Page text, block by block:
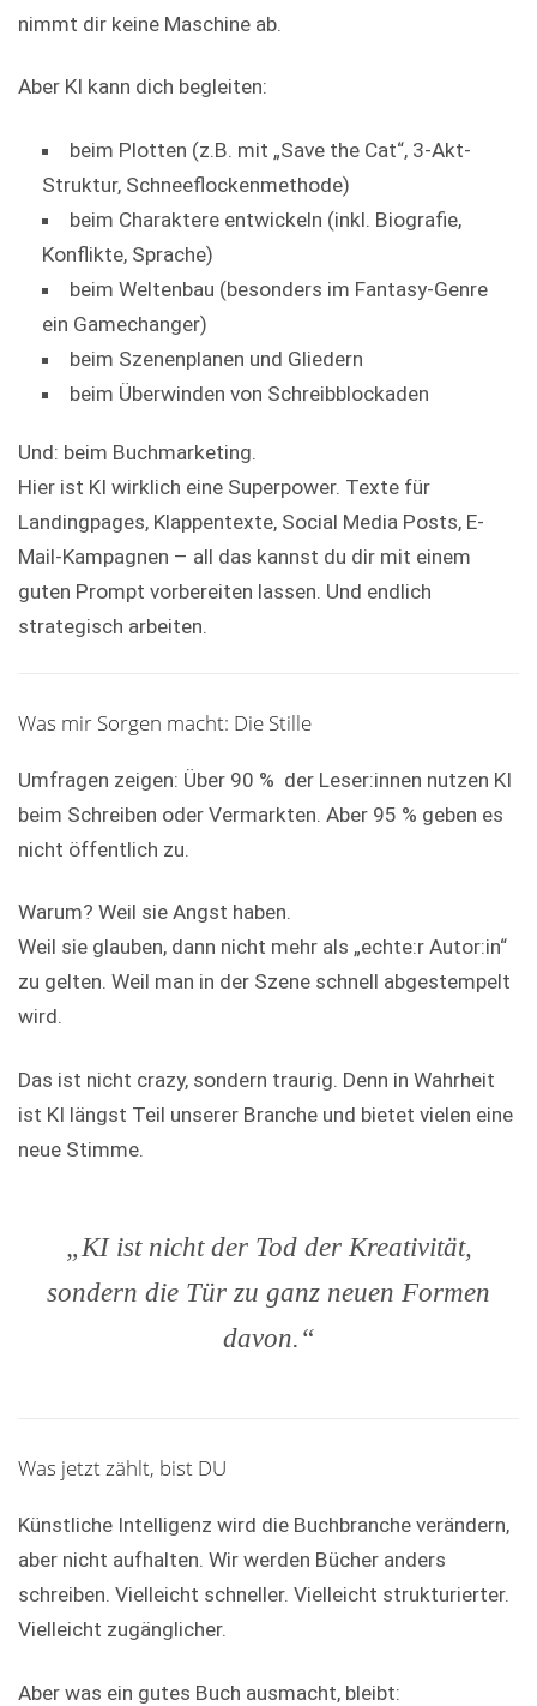
nimmt dir keine Maschine ab.
Aber KI kann dich begleiten:
beim Plotten (z.B. mit „Save the Cat“, 3-Akt-
Struktur, Schneeflockenmethode)
beim Charaktere entwickeln (inkl. Biografie,
Konflikte, Sprache)
beim Weltenbau (besonders im Fantasy-Genre
ein Gamechanger)
beim Szenenplanen und Gliedern
beim Überwinden von Schreibblockaden
Und: beim Buchmarketing.
Hier ist KI wirklich eine Superpower. Texte für
Landingpages, Klappentexte, Social Media Posts, E-
Mail-Kampagnen – all das kannst du dir mit einem
guten Prompt vorbereiten lassen. Und endlich
strategisch arbeiten.
Was mir Sorgen macht: Die Stille
Umfragen zeigen: Über 90 % der Leser:innen nutzen KI
beim Schreiben oder Vermarkten. Aber 95 % geben es
nicht öffentlich zu.
Warum? Weil sie Angst haben.
Weil sie glauben, dann nicht mehr als „echte:r Autor:in“
zu gelten. Weil man in der Szene schnell abgestempelt
wird.
Das ist nicht crazy, sondern traurig. Denn in Wahrheit
ist KI längst Teil unserer Branche und bietet vielen eine
neue Stimme.
„KI ist nicht der Tod der Kreativität,
sondern die Tür zu ganz neuen Formen
davon.“
Was jetzt zählt, bist DU
Künstliche Intelligenz wird die Buchbranche verändern,
aber nicht aufhalten. Wir werden Bücher anders
schreiben. Vielleicht schneller. Vielleicht strukturierter.
Vielleicht zugänglicher.
Aber was ein gutes Buch ausmacht, bleibt: